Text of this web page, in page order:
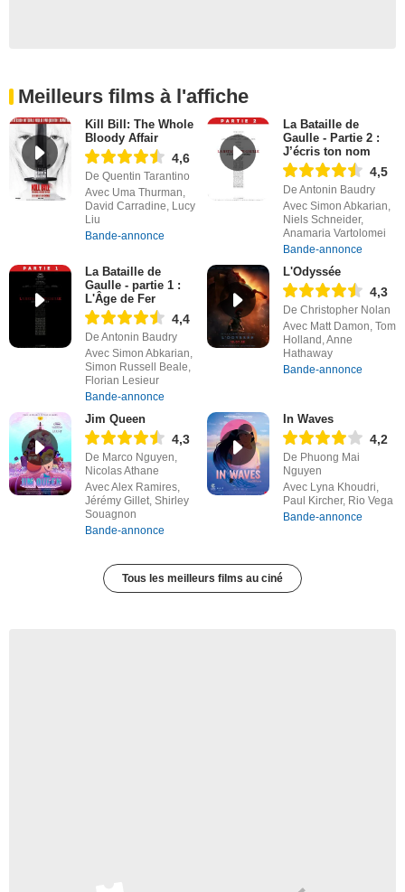
Meilleurs films à l'affiche
Kill Bill: The Whole
Bloody Affair
4,6
De Quentin Tarantino
Avec Uma Thurman,
David Carradine, Lucy
Liu
Bande-annonce
La Bataille de
Gaulle - Partie 2 :
J’écris ton nom
4,5
De Antonin Baudry
Avec Simon Abkarian,
Niels Schneider,
Anamaria Vartolomei
Bande-annonce
La Bataille de
Gaulle - partie 1 :
L'Âge de Fer
4,4
De Antonin Baudry
Avec Simon Abkarian,
Simon Russell Beale,
Florian Lesieur
Bande-annonce
L'Odyssée
4,3
De Christopher Nolan
Avec Matt Damon, Tom
Holland, Anne
Hathaway
Bande-annonce
Jim Queen
4,3
De Marco Nguyen,
Nicolas Athane
Avec Alex Ramires,
Jérémy Gillet, Shirley
Souagnon
Bande-annonce
In Waves
4,2
De Phuong Mai
Nguyen
Avec Lyna Khoudri,
Paul Kircher, Rio Vega
Bande-annonce
Tous les meilleurs films au ciné